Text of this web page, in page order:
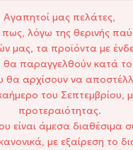
Αγαπητοί μας πελάτες,
λόγω της θερινής
μας, τα προϊόντα με
θα παραγγελθούν κατά
θα αρχίσουν να
του Σεπτεμβρίου,
προτεραιότητας.
είναι άμεσα διαθέσιμα
με εξαίρεση το